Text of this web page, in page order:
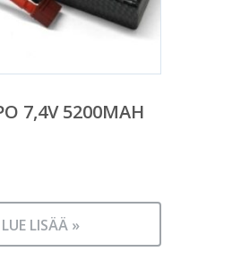
7,4V 5200MAH
LUE LISÄÄ »